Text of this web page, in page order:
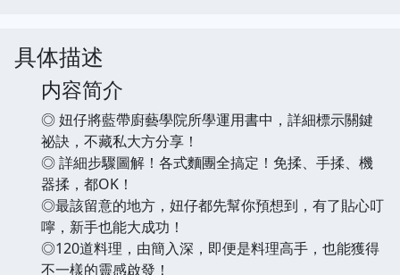
具体描述
内容简介
◎ 妞仔將藍帶廚藝學院所學運用書中，詳細標示關鍵
祕訣，不藏私大方分享！
◎ 詳細步驟圖解！各式麵團全搞定！免揉、手揉、機
器揉，都OK！
◎最該留意的地方，妞仔都先幫你預想到，有了貼心叮
嚀，新手也能大成功！
◎120道料理，由簡入深，即便是料理高手，也能獲得
不一樣的靈感啟發！